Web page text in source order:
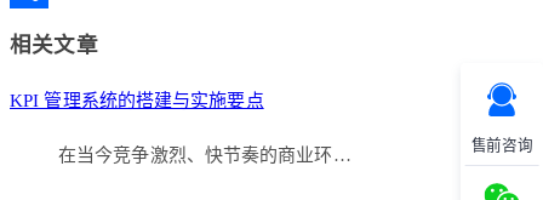
售前咨询
相关文章
KPI 管理系统的搭建与实施要点
在当今竞争激烈、快节奏的商业环…